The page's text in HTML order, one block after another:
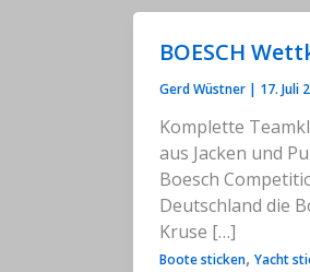
BOESCH
Gerd Wüstner | 17. Juli
Komplette
aus Jacken und
Boesch
Deutschland die
Kruse […]
Boote sticken, Yacht